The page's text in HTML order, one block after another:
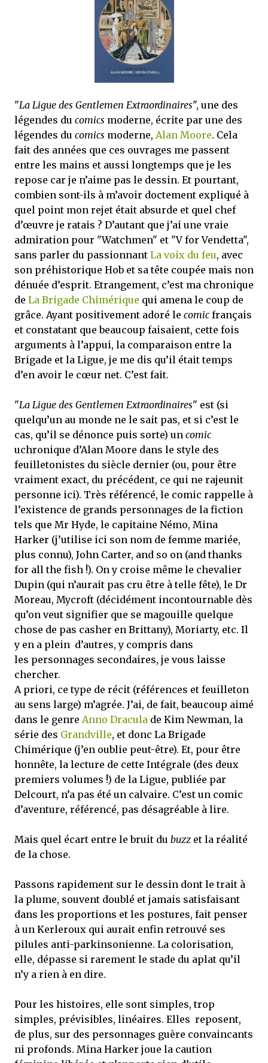
que Thomas connaissait et appréciait Olivier. Marlowe découvre une ville qu’il
ne connaissait pas, habitée par la méfiance, la peur et le rigorisme de la Ligue,
une ville pleine de mystères et de vieilles rancœurs. La Dame d...
"La Ligue des Gentlemen Extraordinaires", une des
légendes du comics moderne, écrite par une des
légendes du comics moderne, Alan Moore. Cela
fait des années que ces ouvrages me passent
entre les mains et aussi longtemps que je les
repose car je n’aime pas le dessin. Et pourtant,
combien sont-ils à m’avoir doctement expliqué à
quel point mon rejet était absurde et quel chef
d’œuvre je ratais ? D’autant que j’ai une vraie
admiration pour "Watchmen" et "V for Vendetta",
sans parler du passionnant La voix du feu, avec
son préhistorique Hob et sa tête coupée mais non
dénuée d’esprit. Etrangement, c’est ma chronique
de La Brigade Chimérique qui amena le coup de
grâce. Ayant positivement adoré le comic français
et constatant que beaucoup faisaient, cette fois
arguments à l’appui, la comparaison entre la
Brigade et la Ligue, je me dis qu’il était temps
d’en avoir le cœur net. C’est fait.
"La Ligue des Gentlemen Extraordinaires" est (si
quelqu’un au monde ne le sait pas, et si c’est le
cas, qu’il se dénonce puis sorte) un comic
uchronique d’Alan Moore dans le style des
feuilletonistes du siècle dernier (ou, pour être
vraiment exact, du précédent, ce qui ne rajeunit
personne ici). Très référencé, le comic rappelle à
l’existence de grands personnages de la fiction
tels que Mr Hyde, le capitaine Némo, Mina
Harker (j’utilise ici son nom de femme mariée,
plus connu), John Carter, and so on (and thanks
for all the fish !). On y croise même le chevalier
Dupin (qui n’aurait pas cru être à telle fête), le Dr
Moreau, Mycroft (décidément incontournable dès
qu’on veut signifier que se magouille quelque
chose de pas casher en Brittany), Moriarty, etc. Il
y en a plein d’autres, y compris dans
les personnages secondaires, je vous laisse
chercher.
A priori, ce type de récit (références et feuilleton
au sens large) m’agrée. J’ai, de fait, beaucoup aimé
dans le genre Anno Dracula de Kim Newman, la
série des Grandville, et donc La Brigade
Chimérique (j’en oublie peut-être). Et, pour être
honnête, la lecture de cette Intégrale (des deux
premiers volumes !) de la Ligue, publiée par
Delcourt, n’a pas été un calvaire. C’est un comic
d’aventure, référencé, pas désagréable à lire.
Mais quel écart entre le bruit du buzz et la réalité
de la chose.
Passons rapidement sur le dessin dont le trait à
la plume, souvent doublé et jamais satisfaisant
dans les proportions et les postures, fait penser
à un Kerleroux qui aurait enfin retrouvé ses
pilules anti-parkinsonienne. La colorisation,
elle, dépasse si rarement le stade du aplat qu’il
n’y a rien à en dire.
Pour les histoires, elle sont simples, trop
simples, prévisibles, linéaires. Elles reposent,
de plus, sur des personnages guère convaincants
ni profonds. Mina Harker joue la caution